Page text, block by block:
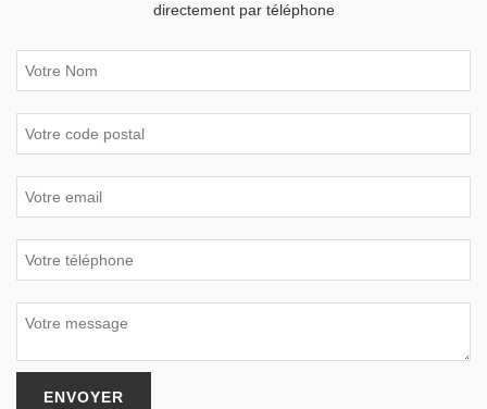
directement par téléphone